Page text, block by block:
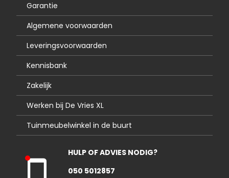
Garantie
Algemene voorwaarden
Leveringsvoorwaarden
Kennisbank
Zakelijk
Werken bij De Vries XL
Tuinmeubelwinkel in de buurt
HULP OF ADVIES NODIG?
050 5012857